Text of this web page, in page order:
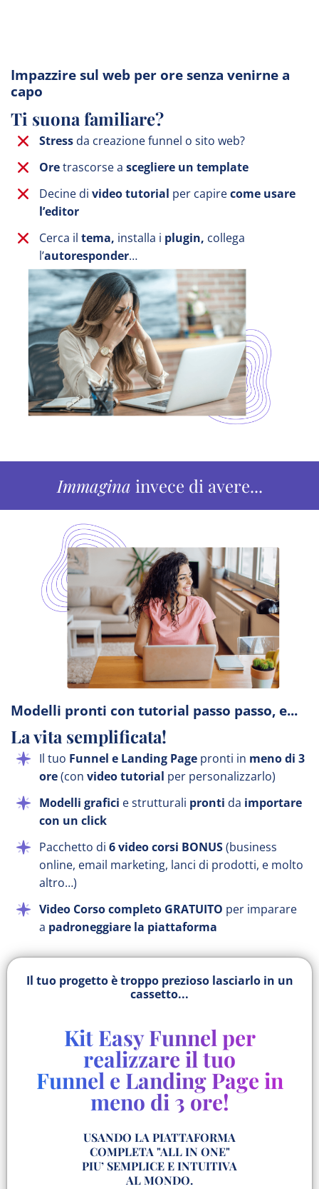
Impazzire sul web per ore senza venirne a
capo
Ti suona familiare?
Stress da creazione funnel o sito web?
Oretrascorse a scegliere un template
Decine di video tutorial per capirecome usare
l’editor
Cerca il tema, installa i plugin, collega
l’autoresponder…
Immagina invece di avere...
Modelli pronti con tutorial passo passo, e...
La vita semplificata!
Il tuo Funnel e Landing Page pronti in meno di 3
ore(con video tutorial per personalizzarlo)
Modelli grafici e strutturali pronti da importare
con un click
Pacchetto di 6 video corsi BONUS(business
online, email marketing, lanci di prodotti, e molto
altro…)
Video Corso completo GRATUITO per imparare
a padroneggiare la piattaforma
Il tuo progetto è troppo prezioso lasciarlo in un
cassetto...
Kit Easy Funnel per
realizzare il tuo
Funnel e Landing Page in
meno di 3 ore!
USANDO LA PIATTAFORMA
COMPLETA "ALL IN ONE"
PIU’ SEMPLICE E INTUITIVA
AL MONDO.